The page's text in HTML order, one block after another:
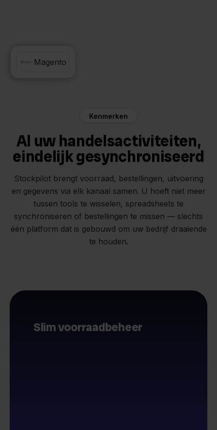
Priority
Magento
Kenmerken
Al uw handelsactiviteiten,
eindelijk gesynchroniseerd
Stockpilot brengt voorraad, bestellingen, uitvoering
en gegevens via elk kanaal samen. U hoeft niet meer
tussen tools te wisselen, spreadsheets te
synchroniseren of bestellingen te missen — slechts
één platform dat is gebouwd om uw bedrijf draaiende
te houden.
Slim voorraadbeheer